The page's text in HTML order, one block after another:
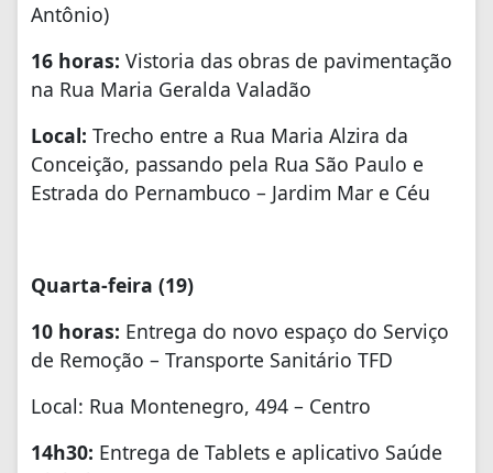
Antônio)
16 horas: Vistoria das obras de pavimentação
na Rua Maria Geralda Valadão
Local: Trecho entre a Rua Maria Alzira da
Conceição, passando pela Rua São Paulo e
Estrada do Pernambuco – Jardim Mar e Céu
Quarta-feira (19)
10 horas: Entrega do novo espaço do Serviço
de Remoção – Transporte Sanitário TFD
Local: Rua Montenegro, 494 – Centro
14h30: Entrega de Tablets e aplicativo Saúde